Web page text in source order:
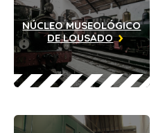
NÚCLEO MUSEOLÓGICO
DE LOUSADO